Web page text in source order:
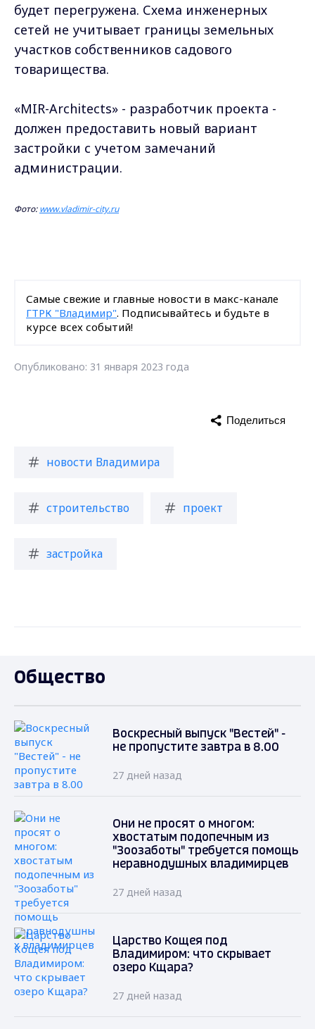
будет перегружена. Схема инженерных
сетей не учитывает границы земельных
участков собственников садового
товарищества.
«MIR-Architects» - разработчик проекта -
должен предоставить новый вариант
застройки с учетом замечаний
администрации.
Фото:www.vladimir-city.ru
Самые свежие и главные новости в макс-канале
ГТРК "Владимир". Подписывайтесь и будьте в
курсе всех событий!
Опубликовано: 31 января 2023 года
новости Владимира
строительство проект
застройка
Поделиться
Общество
Воскресный выпуск "Вестей" -
не пропустите завтра в 8.00
27 дней назад
Они не просят о многом:
хвостатым подопечным из
"Зоозаботы" требуется помощь
неравнодушных владимирцев
27 дней назад
Царство Кощея под
Владимиром: что скрывает
озеро Кщара?
27 дней назад